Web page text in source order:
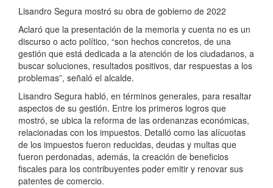
Lisandro Segura mostró su obra de gobierno de 2022
Aclaró que la presentación de la memoria y cuenta no es un
discurso o acto político, “son hechos concretos, de una
gestión que está dedicada a la atención de los ciudadanos, a
buscar soluciones, resultados positivos, dar respuestas a los
problemas”, señaló el alcalde.
Lisandro Segura habló, en términos generales, para resaltar
aspectos de su gestión. Entre los primeros logros que
mostró, se ubica la reforma de las ordenanzas económicas,
relacionadas con los impuestos. Detalló como las alícuotas
de los impuestos fueron reducidas, deudas y multas que
fueron perdonadas, además, la creación de beneficios
fiscales para los contribuyentes poder emitir y renovar sus
patentes de comercio.